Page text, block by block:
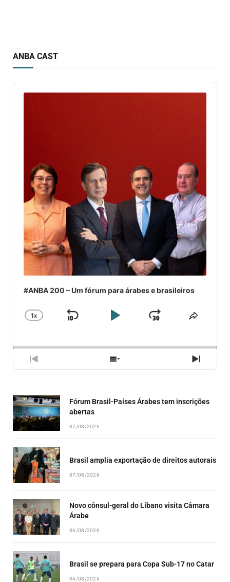
ANBA CAST
Audio
Player
#ANBA 200 – Um fórum para árabes e brasileiros
CHANGE
1X
SKIP
PLAYJUMP
PREVIOUS
EPISODE
SHOW
EPISODES
NEXT
Fórum Brasil-Países Árabes tem inscrições
abertas
07/08/2026
Brasil amplia exportação de direitos autorais
07/08/2026
Novo cônsul-geral do Líbano visita Câmara
Árabe
06/08/2026
Brasil se prepara para Copa Sub-17 no Catar
06/08/2026